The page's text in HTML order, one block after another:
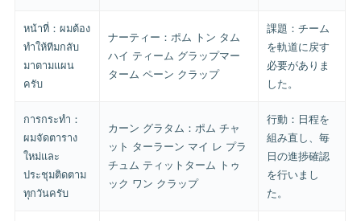
หน้าที่：ผมต้อง
ทำให้ทีมกลับ
มาตามแผน
ครับ
ナーティー：ポム トン タム
ハイ ティーム グラップマー
ターム ペーン クラップ
課題：チーム
を軌道に戻す
必要がありま
した。
การกระทำ：
ผมจัดตาราง
ใหม่และ
ประชุมติดตาม
ทุกวันครับ
カーン グラタム：ポム チャ
ット ターラーン マイ レ プラ
チュム ティットターム トゥ
ック ワン クラップ
行動：日程を
組み直し、毎
日の進捗確認
を行いまし
た。